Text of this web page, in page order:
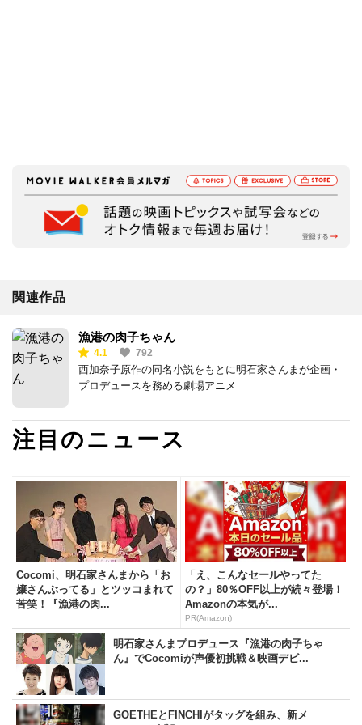
関連作品
漁港の肉子ちゃん
4.1 792
西加奈子原作の同名小説をもとに明石家さんまが企画・
プロデュースを務める劇場アニメ
注目のニュース
Cocomi、明石家さんまから「お
嬢さんぶってる」とツッコまれて
苦笑！『漁港の肉...
「え、こんなセールやってた
の？」80％OFF以上が続々登場！
Amazonの本気が...
PR(Amazon)
明石家さんまプロデュース『漁港の肉子ちゃ
ん』でCocomiが声優初挑戦＆映画デビ...
GOETHEとFINCHIがタッグを組み、新メ